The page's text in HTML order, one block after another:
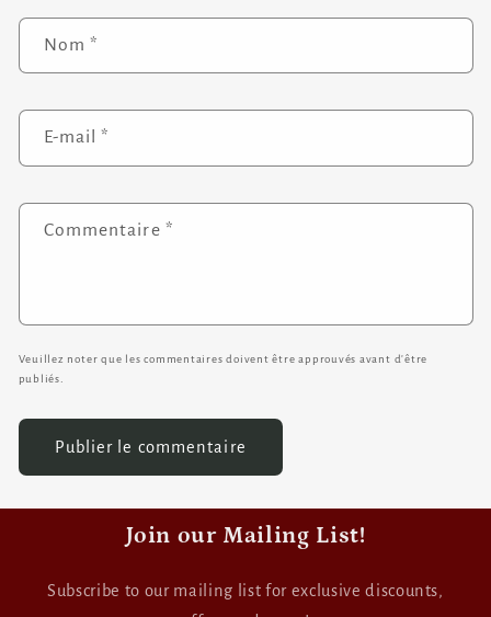
Nom *
E-mail*
Commentaire *
Veuillez noter que les commentaires doivent être approuvés avant d'être
publiés.
Join our Mailing List!
Subscribe to our mailing list for exclusive discounts,